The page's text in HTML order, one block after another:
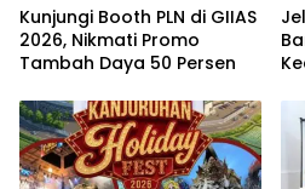
Kunjungi Booth PLN di GIIAS
2026, Nikmati Promo
Tambah Daya 50 Persen